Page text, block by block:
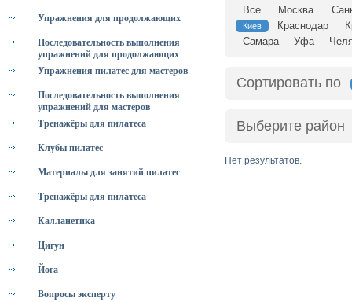
Упражнения для продолжающих
Последовательность выполнения
упражнений для продолжающих
Упражнения пилатес для мастеров
Последовательность выполнения
упражнений для мастеров
Тренажёры для пилатеса
Клубы пилатес
Материалы для занятий пилатес
Тренажёры для пилатеса
Калланетика
Цигун
Йога
Вопросы эксперту
Все Москва
Киев Краснодар
Самара
Уфа
Сортировать по
Выберите район
Нет результатов.